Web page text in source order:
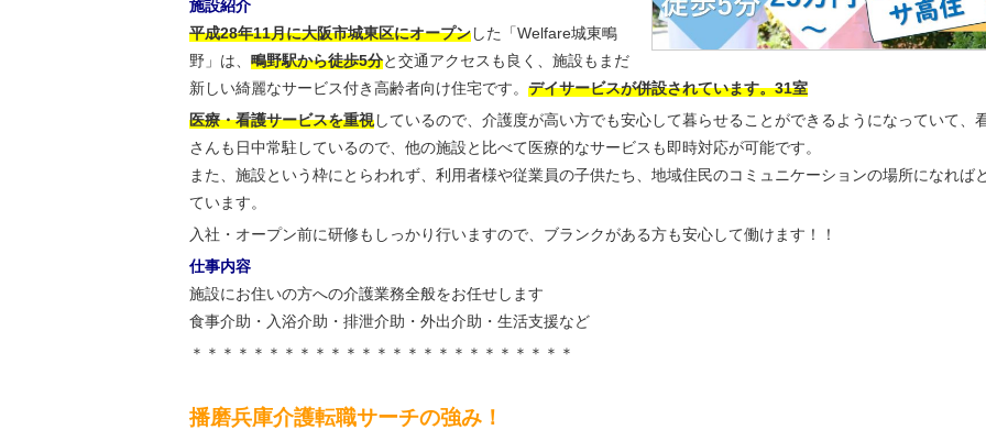
施設紹介
平成28年11月に大阪市城東区にオープンした「Welfare城東鴫
野」は、 鴫野駅から徒歩5分と交通アクセスも良く、施設もまだ
新しい綺麗なサービス付き高齢者向け住宅です。 デイサービスが併設されています。31室
医療・看護サービスを重視しているので、介護度が高い方でも安心して暮らせることができるようになっていて、
さんも日中常駐しているので、他の施設と比べて医療的なサービスも即時対応が可能です。
また、施設という枠にとらわれず、利用者様や従業員の子供たち、地域住民のコミュニケーションの場所になれば
ています。
入社・オープン前に研修もしっかり行いますので、ブランクがある方も安心して働けます！！
仕事内容
施設にお住いの方への介護業務全般をお任せします
食事介助・入浴介助・排泄介助・外出介助・生活支援など
＊＊＊＊＊＊＊＊＊＊＊＊＊＊＊＊＊＊＊＊＊＊＊＊＊
播磨兵庫介護転職サーチの強み！